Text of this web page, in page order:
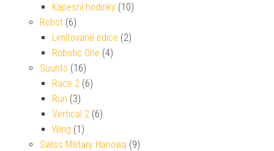
Kapesní hodinky (10)
Robot (6)
Limitované edice (2)
Robotic One (4)
Suunto (16)
Race 2 (6)
Run (3)
Vertical 2 (6)
Wing (1)
Swiss Military Hanowa (9)